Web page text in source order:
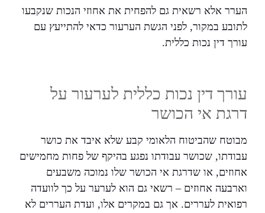
הערר אלא רשאית גם להפחית את אחוזי הנכות שנקבעו
לתובע במקור, לפני הגשת הערעור כדאי להתייעץ עם
עורך דין נכות כללית.
עורך דין נכות כללית לערעור על
דרגת אי הכושר
מבוטח שהביטוח הלאומי קבע שלא איבד את כושר
עבודתו, שכושר עבודתו נפגע בהיקף של פחות מחמישים
אחוזים, או שדרגת אי הכושר שלו נמוכה משבעים
וארבעה אחוזים – רשאי גם הוא לערער על כך לוועדה
רפואית לעררים. אך גם במקרים אלו, ועדת העררים לא